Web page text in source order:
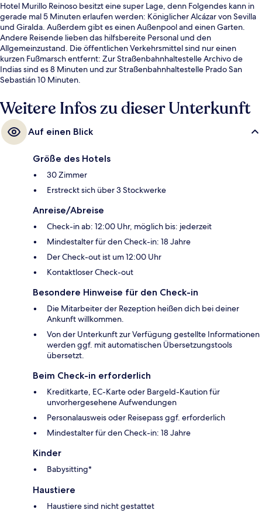
Hotel Murillo Reinoso besitzt eine super Lage, denn Folgendes kann in
gerade mal 5 Minuten erlaufen werden: Königlicher Alcázar von Sevilla
und Giralda. Außerdem gibt es einen Außenpool and einen Garten.
Andere Reisende lieben das hilfsbereite Personal und den
Allgemeinzustand. Die öffentlichen Verkehrsmittel sind nur einen
kurzen Fußmarsch entfernt: Zur Straßenbahnhaltestelle Archivo de
Indias sind es 8 Minuten und zur Straßenbahnhaltestelle Prado San
Sebastián 10 Minuten.
Weitere Infos zu dieser Unterkunft
Auf einen Blick
Größe des Hotels
30 Zimmer
Erstreckt sich über 3 Stockwerke
Anreise/Abreise
Check-in ab: 12:00 Uhr, möglich bis: jederzeit
Mindestalter für den Check-in: 18 Jahre
Der Check-out ist um 12:00 Uhr
Kontaktloser Check-out
Besondere Hinweise für den Check-in
Die Mitarbeiter der Rezeption heißen dich bei deiner
Ankunft willkommen.
Von der Unterkunft zur Verfügung gestellte Informationen
werden ggf. mit automatischen Übersetzungstools
übersetzt.
Beim Check-in erforderlich
Kreditkarte, EC-Karte oder Bargeld-Kaution für
unvorhergesehene Aufwendungen
Personalausweis oder Reisepass ggf. erforderlich
Mindestalter für den Check-in: 18 Jahre
Kinder
Babysitting*
Haustiere
Haustiere sind nicht gestattet